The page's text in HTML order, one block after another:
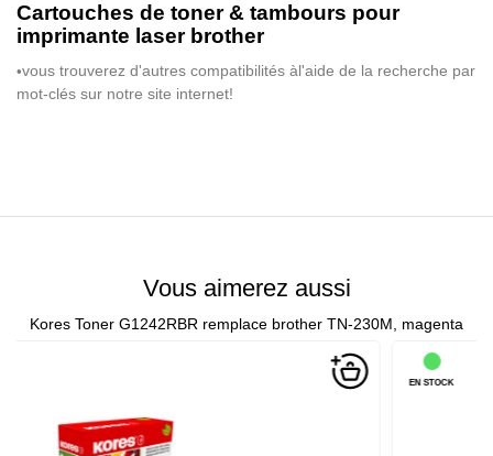
Cartouches de toner & tambours pour
imprimante laser brother
•vous trouverez d'autres compatibilités àl'aide de la recherche par
mot-clés sur notre site internet!
Vous aimerez aussi
Kores Toner G1242RBR remplace brother TN-230M, magenta